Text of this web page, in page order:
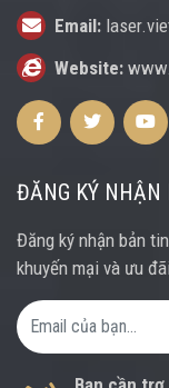
Email:
Website:
FacebookTwitter
ĐĂNG KÝ NHẬN
Đăng ký nhận bản
khuyến mại và ưu
Email Address